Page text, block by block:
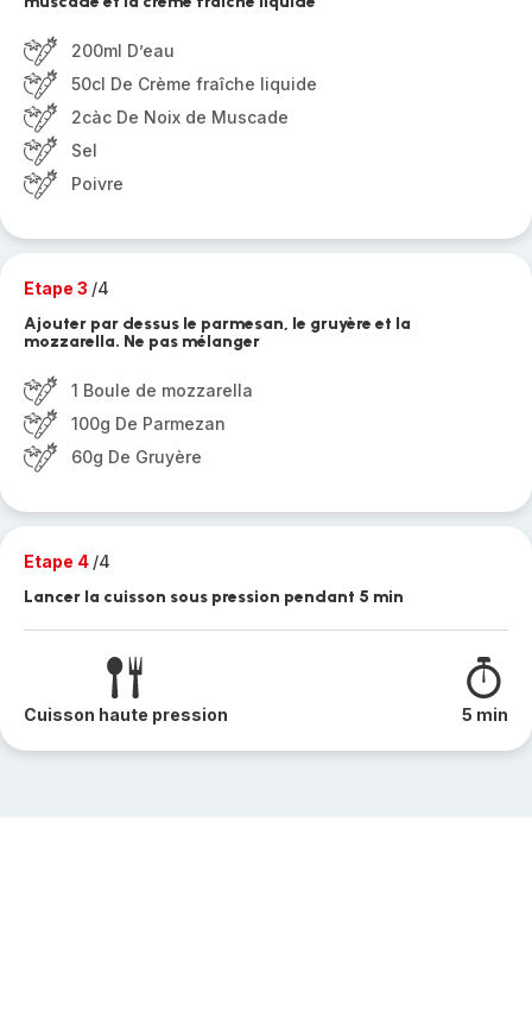
200ml D’eau
50cl De Crème fraîche liquide
2càc De Noix de Muscade
Sel
Poivre
Etape 3 /4
Ajouter par dessus le parmesan, le gruyère et la
mozzarella. Ne pas mélanger
1 Boule de mozzarella
100g De Parmezan
60g De Gruyère
Etape 4 /4
Lancer la cuisson sous pression pendant 5 min
Cuisson haute pression 5 min